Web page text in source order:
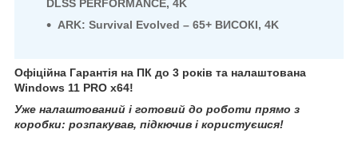
DLSS PERFORMANCE, 4K
ARK: Survival Evolved – 65+ ВИСОКІ, 4K
Офіційна Гарантія на ПК до 3 років та налаштована
Windows 11 PRO x64!
Уже налаштований і готовий до роботи прямо з
коробки: розпакував, підкючив і користуєшся!